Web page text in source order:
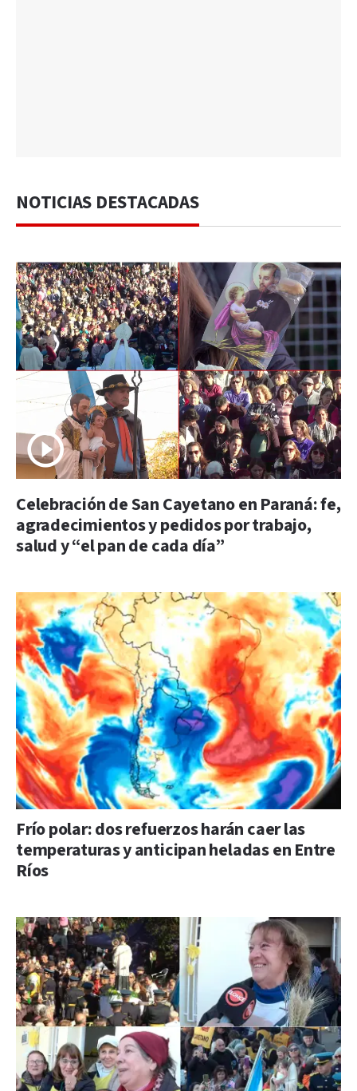
NOTICIAS DESTACADAS
Celebración de San Cayetano en Paraná: fe,
agradecimientos y pedidos por trabajo,
salud y “el pan de cada día”
Frío polar: dos refuerzos harán caer las
temperaturas y anticipan heladas en Entre
Ríos